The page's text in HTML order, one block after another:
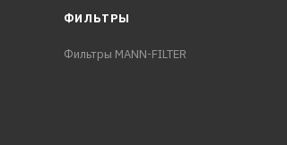
ФИЛЬТРЫ
Фильтры MANN-FILTER